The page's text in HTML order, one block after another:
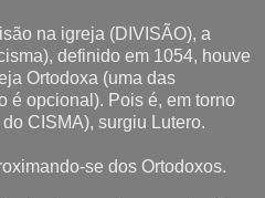
na igreja (DIVISÃO), a
definido em 1054, houve
Ortodoxa (uma das
é opcional). Pois é, em torno
CISMA), surgiu Lutero.
se dos Ortodoxos.